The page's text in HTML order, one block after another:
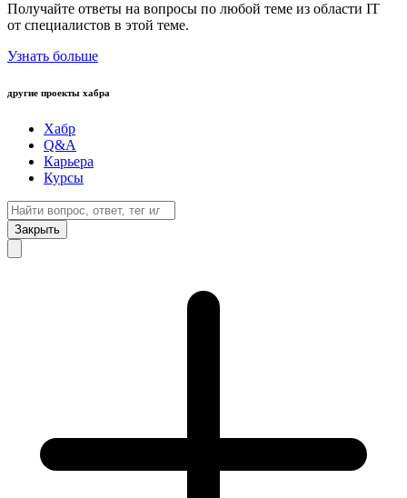
Получайте ответы на вопросы по любой теме из области IT
от специалистов в этой теме.
Узнать больше
другие проекты хабра
Хабр
Q&A
Карьера
Курсы
Закрыть